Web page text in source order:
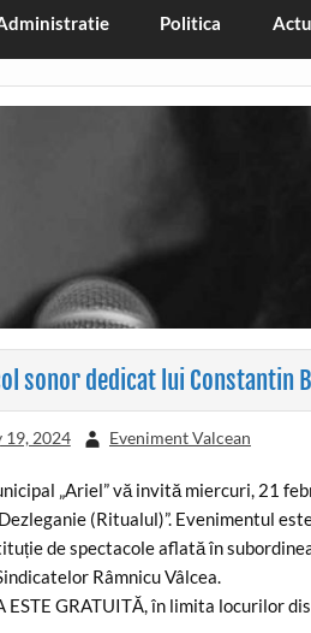
Politica
sonor dedicat lui Constantin
19, 2024 Eveniment Valcean
„Ariel” vă invită miercuri, 21
(Ritualul)”. Evenimentul
de spectacole aflată în
Râmnicu Vâlcea.
ESTE GRATUITĂ, în limita locurilor